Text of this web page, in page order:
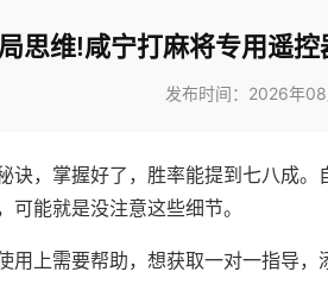
思维!咸宁打麻将专用遥
发布时间：2026年
诀，掌握好了，胜率能提到七八成
可能就是没注意这些细节。
用上需要帮助，想获取一对一指导，